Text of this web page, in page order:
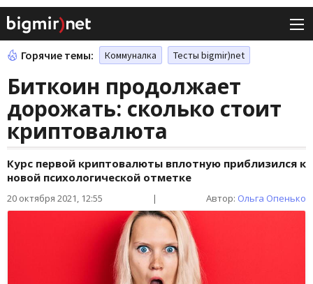
Горячие темы: Коммуналка Тесты bigmir)net
Биткоин продолжает
дорожать: сколько стоит
криптовалюта
Курс первой криптовалюты вплотную приблизился к
новой психологической отметке
20 октября 2021, 12:55 | Автор: Ольга Опенько